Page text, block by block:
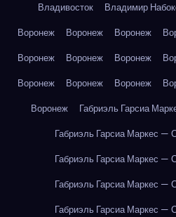
Владивосток
Владимир
Воронеж
Воронеж Воронеж
Воронеж
Воронеж Воронеж
Воронеж
Воронеж Воронеж
Воронеж
Габриэль Гарсиа
Габриэль Гарсиа Маркес —
Габриэль Гарсиа Маркес —
Габриэль Гарсиа Маркес —
Габриэль Гарсиа Маркес —